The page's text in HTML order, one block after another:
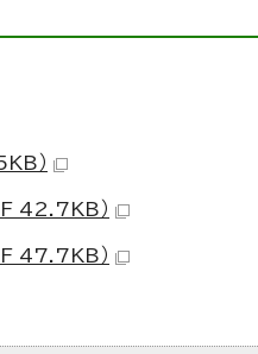
）
42.7KB）
47.7KB）